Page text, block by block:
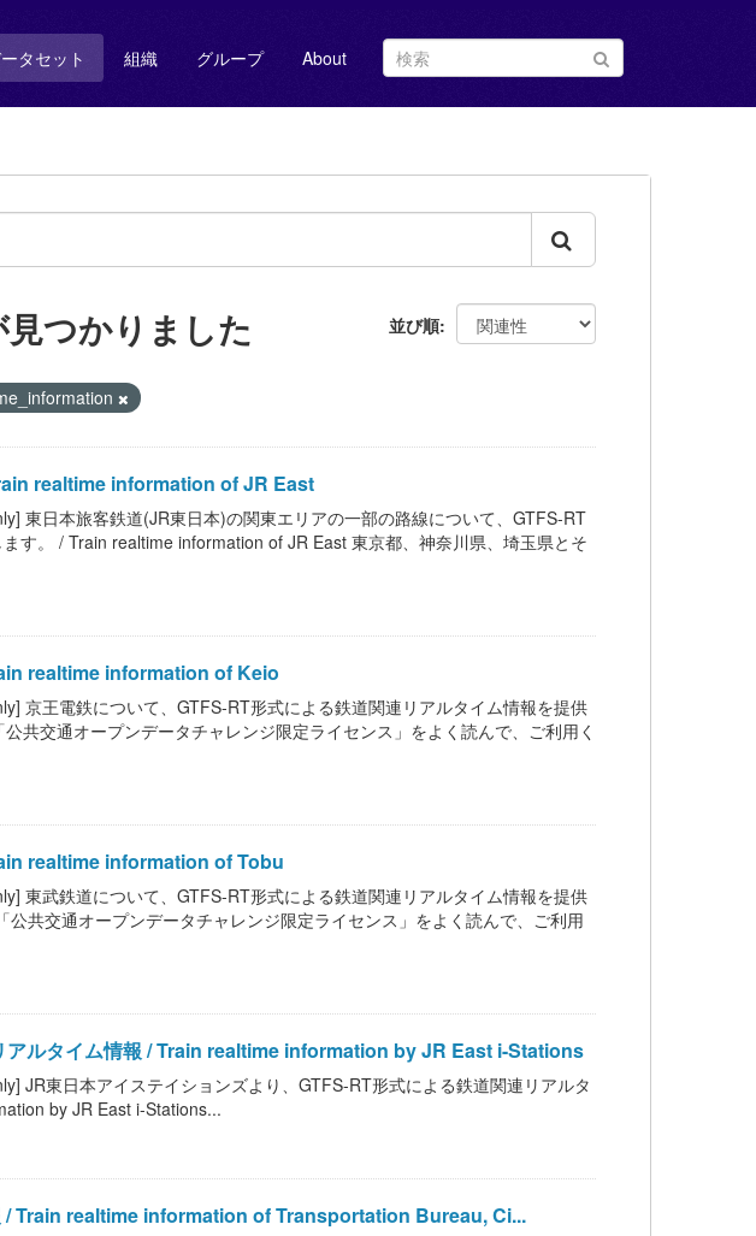
タセット 組織 グループ About
並び順
つかりました
realtime information of JR East
東日本旅客鉄道(JR東日本)の関東エリアの一部の路線について、GTFS-RT
す。 / Train realtime information of JR East 東京都、神奈川県、埼玉県とそ
realtime information of Keio
京王電鉄について、GTFS-RT形式による鉄道関連リアルタイム情報を提供
共交通オープンデータチャレンジ限定ライセンス」をよく読んで、ご利用く
realtime information of Tobu
東武鉄道について、GTFS-RT形式による鉄道関連リアルタイム情報を提供
共交通オープンデータチャレンジ限定ライセンス」をよく読んで、ご利用
アルタイム情報 / Train realtime information by JR East i-Stations
JR東日本アイステイションズより、GTFS-RT形式による鉄道関連リアルタ
by JR East i-Stations...
/ Train realtime information of Transportation Bureau, Ci...